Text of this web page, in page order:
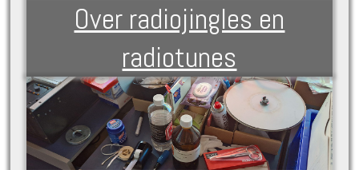
Over radiojingles en
radiotunes